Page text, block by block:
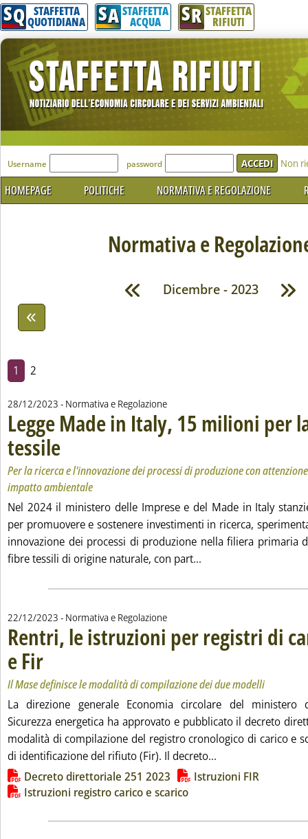
SQ STAFFETTA
QUOTIDIANA SA STAFFETTA
ACQUA SR STAFFETTA
RIFIUTI
'Modulo Login per accedere'
Username password Non
HOMEPAGE POLITICHE NORMATIVA E REGOLAZIONE
Normativa e
Dicembre - 2023
1 2
28/12/2023 - Normativa e Regolazione
Legge Made in Italy, 15 milioni per
tessile . Sottotitolo: Per la ricerca e l'innovazione dei processi di produzione
. Pubblicata giovedì 28 dicembre 2023 alle 11.28.
Per la ricerca e l'innovazione dei processi di produzione con
impatto ambientale
Nel 2024 il ministero delle Imprese e del Made in Italy
per promuovere e sostenere investimenti in ricerca,
innovazione dei processi di produzione nella filiera primaria
fibre tessili di origine naturale, con part...
22/12/2023 - Normativa e Regolazione
Rentri, le istruzioni per registri di
e Fir. Sottotitolo: Il Mase definisce le modalità di compilazione dei due modelli
. Pubblicata venerdì 22 dicembre 2023 alle 13.16.
Il Mase definisce le modalità di compilazione dei due modelli
La direzione generale Economia circolare del ministero
Sicurezza energetica ha approvato e pubblicato il decreto
modalità di compilazione del registro cronologico di carico e
di identificazione del rifiuto (Fir). Il decreto...
Lista allegati PDF alla notizia
Decreto direttoriale 251 2023
Istruzioni FIR
Istruzioni registro carico e scarico